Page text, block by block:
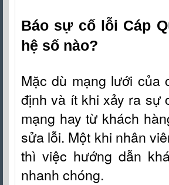
Báo sự cố lỗi Cáp
hệ số nào?
Mặc dù mạng lưới của
định và ít khi xảy ra sự
mạng hay từ khách
sửa lỗi. Một khi nhân
thì việc hướng dẫn
nhanh chóng.